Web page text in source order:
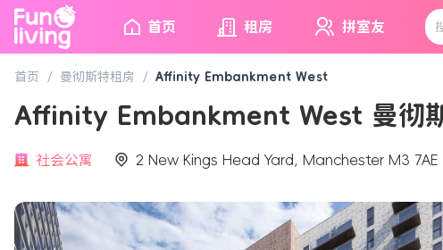
首页 租房 拼室友
首页 / 曼彻斯特租房 / Affinity Embankment West
Affinity Embankment West 曼彻
社会公寓 2 New Kings Head Yard, Manchester M3 7AE